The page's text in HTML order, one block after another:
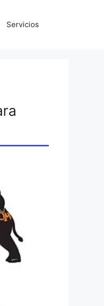
Servicios